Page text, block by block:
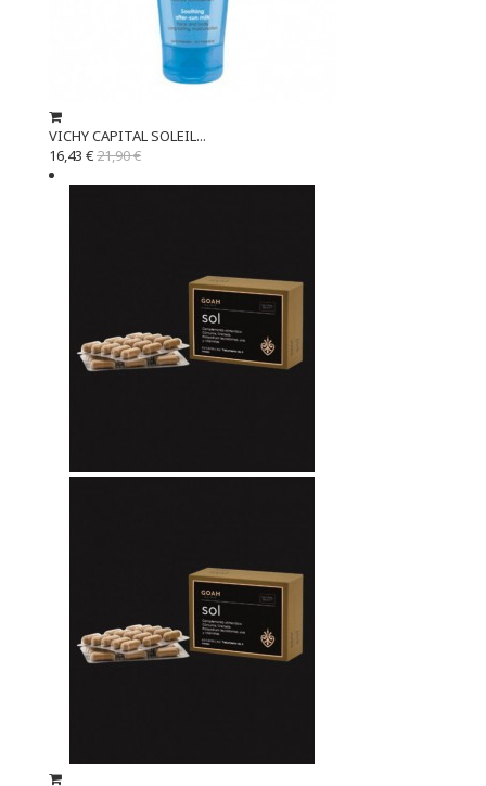
VICHY CAPITAL SOLEIL...
16,43 €21,90 €